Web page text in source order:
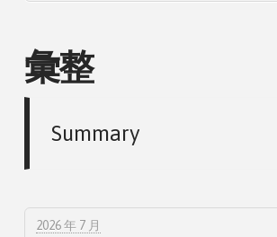
彙整
Summary
2026 年 7 月